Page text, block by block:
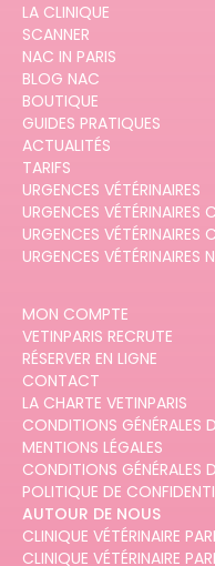
LA CLINIQUE
SCANNER
NAC IN PARIS
BLOG NAC
BOUTIQUE
GUIDES PRATIQUES
ACTUALITÉS
TARIFS
URGENCES VÉTÉRINAIRES
URGENCES VÉTÉRINAIRES
URGENCES VÉTÉRINAIRES
URGENCES VÉTÉRINAIRES
MON COMPTE
VETINPARIS RECRUTE
RÉSERVER EN LIGNE
CONTACT
LA CHARTE VETINPARIS
CONDITIONS GÉNÉRALES
MENTIONS LÉGALES
CONDITIONS GÉNÉRALES
POLITIQUE DE
AUTOUR DE NOUS
CLINIQUE VÉTÉRINAIRE
CLINIQUE VÉTÉRINAIRE